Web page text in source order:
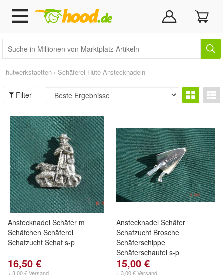
hutwerkstaetten › Schäferei Hüte Anstecknadeln
Filter
Anstecknadel Schäfer m
Schäfchen Schäferei
Schafzucht Schaf s-p
16,50 €
+ 3,00 € Versand
Anstecknadel Schäfer
Schafzucht Brosche
Schäferschippe
Schäferschaufel s-p
15,00 €
+ 3,00 € Versand